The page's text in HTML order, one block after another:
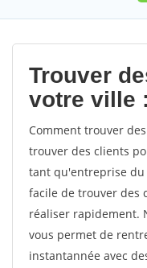
Trouver
votre ville
Comment trouver
trouver des clients
tant qu'entreprise
facile de trouver des
réaliser rapidement.
vous permet de
instantannée avec